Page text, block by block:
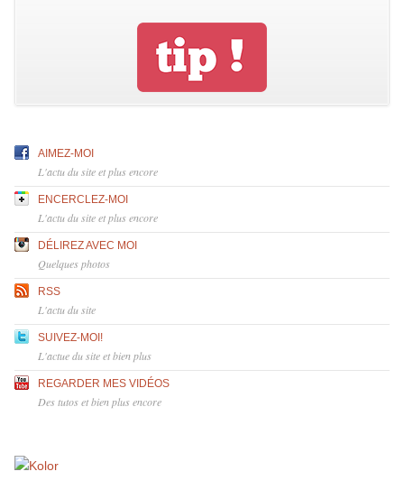
AIMEZ-MOI
L'actu du site et plus encore
ENCERCLEZ-MOI
L'actu du site et plus encore
DÉLIREZ AVEC MOI
Quelques photos
RSS
L'actu du site
SUIVEZ-MOI!
L'actue du site et bien plus
REGARDER MES VIDÉOS
Des tutos et bien plus encore